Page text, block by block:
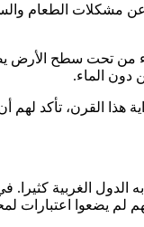
عن مشكلات الطعام
تحت سطح الأرض
دون الماء.
هذا القرن، تأكد لهم
رفع سعر النفط، والذي تأثرت به
لم يضعوا اعتبارات